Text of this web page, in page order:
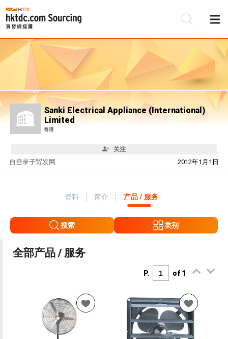
Sanki Electrical Appliance (International)
Limited
香港
关注
自 2012年1月1日
登录于贸发网
资料 简介 产品 / 服务
搜索 类别
全部产品 / 服务
P. of 1